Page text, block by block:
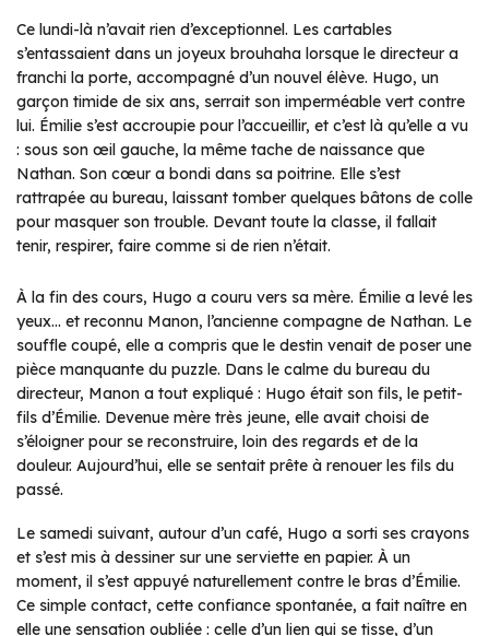
Ce lundi-là n’avait rien d’exceptionnel. Les cartables
s’entassaient dans un joyeux brouhaha lorsque le directeur a
franchi la porte, accompagné d’un nouvel élève. Hugo, un
garçon timide de six ans, serrait son imperméable vert contre
lui. Émilie s’est accroupie pour l’accueillir, et c’est là qu’elle a vu
: sous son œil gauche, la même tache de naissance que
Nathan. Son cœur a bondi dans sa poitrine. Elle s’est
rattrapée au bureau, laissant tomber quelques bâtons de colle
pour masquer son trouble. Devant toute la classe, il fallait
tenir, respirer, faire comme si de rien n’était.
À la fin des cours, Hugo a couru vers sa mère. Émilie a levé les
yeux… et reconnu Manon, l’ancienne compagne de Nathan. Le
souffle coupé, elle a compris que le destin venait de poser une
pièce manquante du puzzle. Dans le calme du bureau du
directeur, Manon a tout expliqué : Hugo était son fils, le petit-
fils d’Émilie. Devenue mère très jeune, elle avait choisi de
s’éloigner pour se reconstruire, loin des regards et de la
douleur. Aujourd’hui, elle se sentait prête à renouer les fils du
passé.
Le samedi suivant, autour d’un café, Hugo a sorti ses crayons
et s’est mis à dessiner sur une serviette en papier. À un
moment, il s’est appuyé naturellement contre le bras d’Émilie.
Ce simple contact, cette confiance spontanée, a fait naître en
elle une sensation oubliée : celle d’un lien qui se tisse, d’un